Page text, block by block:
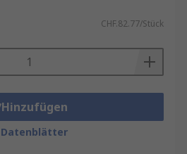
CHF.82.77/Stück
Hinzufügen
Datenblätter